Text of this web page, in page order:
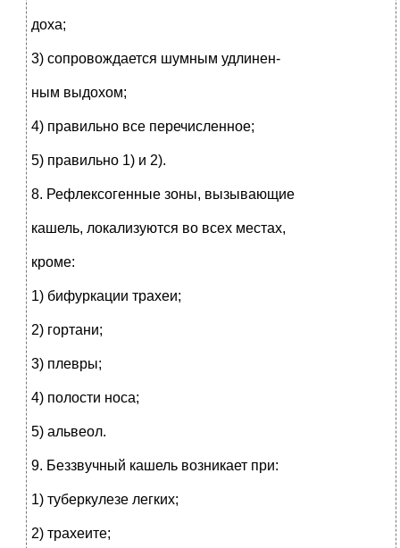
доха;
3) сопровождается шумным удлинен-
ным выдохом;
4) правильно все перечисленное;
5) правильно 1) и 2).
8. Рефлексогенные зоны, вызывающие
кашель, локализуются во всех местах,
кроме:
1) бифуркации трахеи;
2) гортани;
3) плевры;
4) полости носа;
5) альвеол.
9. Беззвучный кашель возникает при:
1) туберкулезе легких;
2) трахеите;